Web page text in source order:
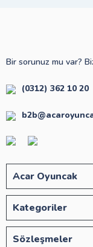
Bir sorunuz mu var?
(0312) 362 10 20
Acar Oyuncak
Kategoriler
Sözleşmeler